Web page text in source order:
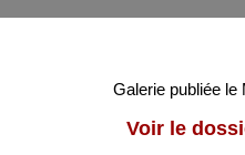
Galerie publiée le
Voir le